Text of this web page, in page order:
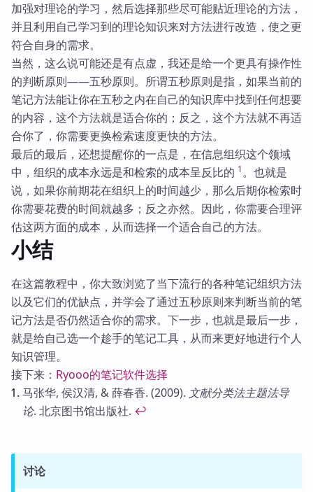
加强对理论的学习，然后选择那些尽可能贴近理论的方法，
并且利用自己学习到的理论知识来对方法进行改造，使之更
符合自身的需求。
当然，这么说可能还是有点虚，我还是给一个更具有操作性
的判断原则——五秒原则。所谓五秒原则是指，如果当前的
笔记方法能让你在五秒之内在自己的知识库中找到任何想要
的内容，这个方法就是适合你的；反之，这个方法就不再适
合你了，你需要更换检索速度更快的方法。
最后的最后，还想提醒你的一点是，在信息组织这个领域
中，组织的成本永远是和检索的成本呈反比的 1。也就是
说，如果你前期花在组织上的时间越少，那么后期你检索时
你需要花费的时间就越多；反之亦然。因此，你需要合理评
估这两方面的成本，从而选择一个适合自己的方法。
小结
在这篇教程中，你大致浏览了当下流行的各种笔记组织方法
以及它们的优缺点，并学会了通过五秒原则来判断当前的笔
记方法是否仍然适合你的需求。下一步，也就是最后一步，
就是给自己选一个趁手的笔记工具，从而来更好地进行个人
知识管理。
接下来： Ryooo的笔记软件选择
Footnotes
马张华, 侯汉清, & 薛春香. (2009). 文献分类法主题法导
论. 北京图书馆出版社. ↩
讨论